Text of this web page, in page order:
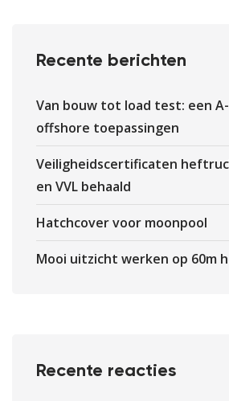
Recente berichten
Van bouw tot load test: een
offshore toepassingen
Veiligheidscertificaten
en VVL behaald
Hatchcover voor moonpool
Mooi uitzicht werken op 60m
Recente reacties